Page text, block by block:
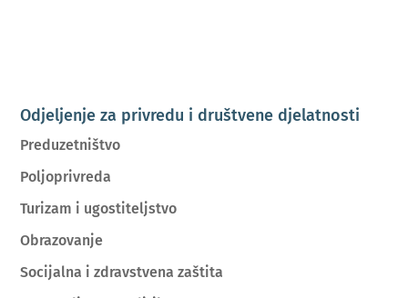
Odjeljenje za privredu i društvene djelatnosti
Preduzetništvo
Poljoprivreda
Turizam i ugostiteljstvo
Obrazovanje
Socijalna i zdravstvena zaštita